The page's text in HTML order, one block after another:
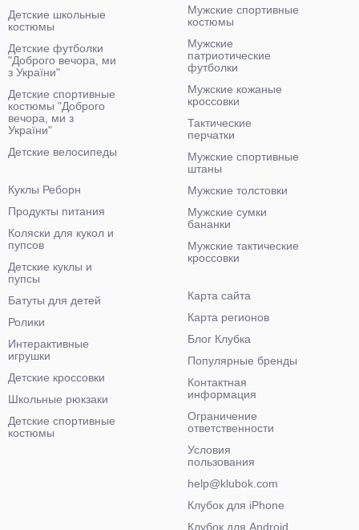
Детские школьные
костюмы
Детские футболки
"Доброго вечора, ми
з України"
Детские спортивные
костюмы "Доброго
вечора, ми з
України"
Детские велосипеды
Мужские спортивные
костюмы
Мужские
патриотические
футболки
Мужские кожаные
кроссовки
Тактические
перчатки
Мужские спортивные
штаны
Мужские толстовки
Мужские сумки
бананки
Мужские тактические
кроссовки
Куклы Реборн
Продукты питания
Коляски для кукол и
пупсов
Детские куклы и
пупсы
Батуты для детей
Ролики
Интерактивные
игрушки
Детские кроссовки
Школьные рюкзаки
Детские спортивные
костюмы
Карта сайта
Карта регионов
Блог Клубка
Популярные бренды
Контактная
информация
Ограничение
ответственности
Условия
пользования
help@klubok.com
Клубок для iPhone
Клубок для Android